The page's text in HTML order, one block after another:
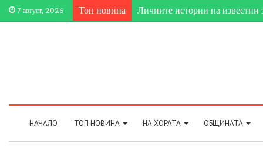
7 август, 2026 Топ новина
НАЧАЛО ТОП НОВИНА НА ХОРАТА ОБЩИНАТА